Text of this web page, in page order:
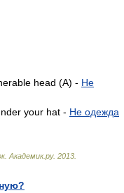
head (A) - Не
your hat - Не одежда
. Академик.ру. 2013